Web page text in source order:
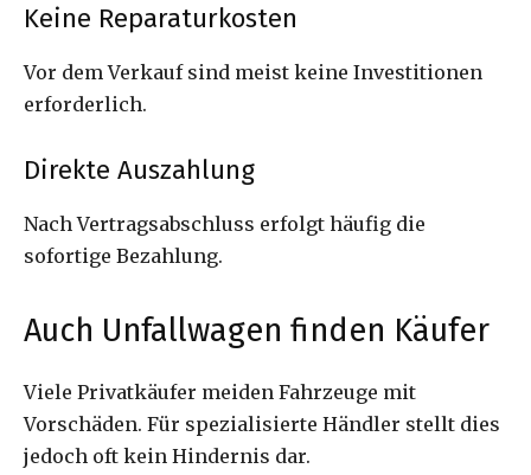
Keine Reparaturkosten
Vor dem Verkauf sind meist keine Investitionen
erforderlich.
Direkte Auszahlung
Nach Vertragsabschluss erfolgt häufig die
sofortige Bezahlung.
Auch Unfallwagen finden Käufer
Viele Privatkäufer meiden Fahrzeuge mit
Vorschäden. Für spezialisierte Händler stellt dies
jedoch oft kein Hindernis dar.